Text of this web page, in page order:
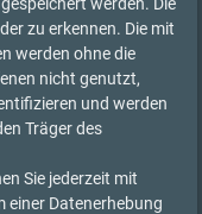
zu erkennen. Die mit
werden ohne die
nicht genutzt,
und werden
Träger des
Sie jederzeit mit
einer Datenerhebung